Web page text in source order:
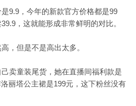
，今年的新款官方价格都是99
，这就能形成非常鲜明的对比。
但是不是高出太多。
童装尾货，她在直播间福利款是
丽塔公主裙是199元，这下粉丝没有